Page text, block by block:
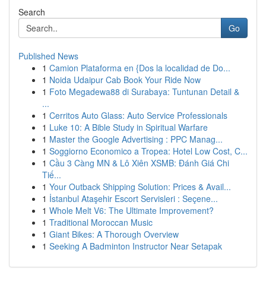
Search
Go
Published News
1 Camion Plataforma en {Dos la localidad de Do...
1 Noida Udaipur Cab Book Your Ride Now
1 Foto Megadewa88 di Surabaya: Tuntunan Detail &
...
1 Cerritos Auto Glass: Auto Service Professionals
1 Luke 10: A Bible Study in Spiritual Warfare
1 Master the Google Advertising : PPC Manag...
1 Soggiorno Economico a Tropea: Hotel Low Cost, C...
1 Cầu 3 Càng MN & Lô Xiên XSMB: Đánh Giá Chi
Tiế...
1 Your Outback Shipping Solution: Prices & Avail...
1 İstanbul Ataşehir Escort Servisleri : Seçene...
1 Whole Melt V6: The Ultimate Improvement?
1 Traditional Moroccan Music
1 Giant Bikes: A Thorough Overview
1 Seeking A Badminton Instructor Near Setapak